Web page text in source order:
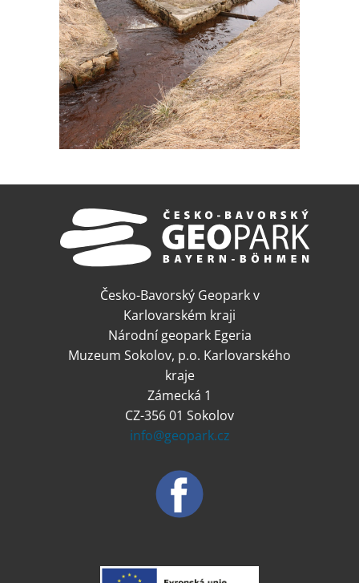
Česko-Bavorský Geopark v
Karlovarském kraji
Národní geopark Egeria
Muzeum Sokolov, p.o. Karlovarského
kraje
Zámecká 1
CZ-356 01 Sokolov
info@geopark.cz